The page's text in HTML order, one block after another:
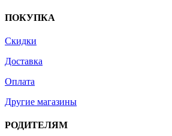
ПОКУПКА
Скидки
Доставка
Оплата
Другие магазины
РОДИТЕЛЯМ